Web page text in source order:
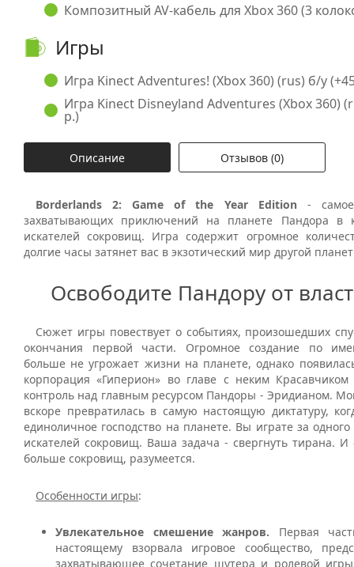
Композитный AV-кабель для Xbox 360 (3
Игры
Игра Kinect Adventures! (Xbox 360) (rus) б/у
Игра Kinect Disneyland Adventures (Xbox 360)
р.)
Описание Отзывов (0)
Borderlands 2: Game of the Year Edition -
захватывающих приключений на планете Пандора в
искателей сокровищ. Игра содержит огромное
долгие часы затянет вас в экзотический мир другой
Освободите Пандору от
Сюжет игры повествует о событиях, произошедших
окончания первой части. Огромное создание по
больше не угрожает жизни на планете, однако
корпорация «Гиперион» во главе с неким
контроль над главным ресурсом Пандоры - Эридианом.
вскоре превратилась в самую настоящую диктатуру,
единоличное господство на планете. Вы играте за
искателей сокровищ. Ваша задача - свергнуть тирана. И
больше сокровищ, разумеется.
Особенности игры:
Увлекательное смешение жанров. Первая
настоящему взорвала игровое сообщество,
захватывающее сочетание шутера и ролевой